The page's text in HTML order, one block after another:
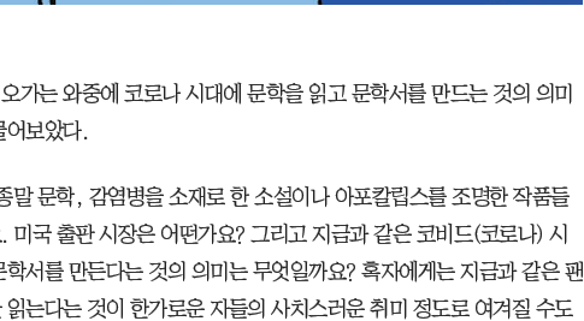
가는 와중에 코로나 시대에 문학을 읽고 문학서를 만드는 것의 의미
어보았다.
말 문학, 감염병을 소재로 한 소설이나 아포칼립스를 조명한 작품들
미국 출판 시장은 어떤가요? 그리고 지금과 같은 코비드(코로나) 시
서를 만든다는 것의 의미는 무엇일까요? 혹자에게는 지금과 같은 팬
는다는 것이 한가로운 자들의 사치스러운 취미 정도로 여겨질 수도